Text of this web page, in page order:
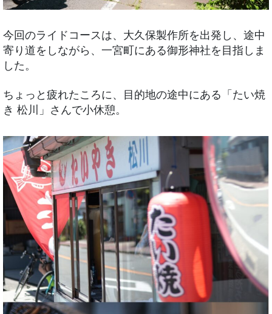
今回のライドコースは、大久保製作所を出発し、途中
寄り道をしながら、一宮町にある御形神社を目指しま
した。
ちょっと疲れたころに、目的地の途中にある「たい焼
き 松川」さんで小休憩。